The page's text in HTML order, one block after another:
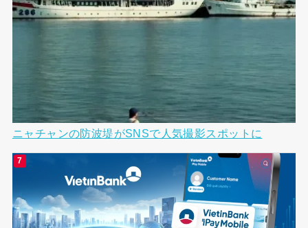
ニャチャンの防波堤がSNSで人気撮影スポットに